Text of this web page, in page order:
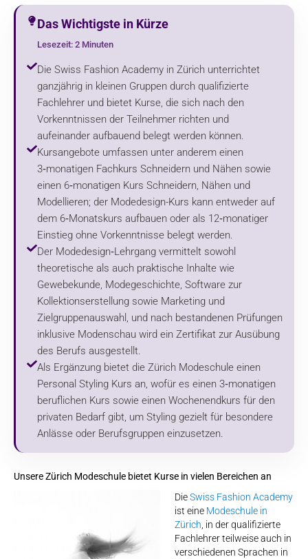
Das Wichtigste in Kürze
Lesezeit: 2 Minuten
Die Swiss Fashion Academy in Zürich unterrichtet
ganzjährig in kleinen Gruppen durch qualifizierte
Fachlehrer und bietet Kurse, die sich nach den
Vorkenntnissen der Teilnehmer richten und
aufeinander aufbauend belegt werden können.
Kursangebote umfassen unter anderem einen
3‑monatigen Fachkurs Schneidern und Nähen sowie
einen 6‑monatigen Kurs Schneidern, Nähen und
Modellieren; der Modedesign-Kurs kann entweder auf
dem 6‑Monatskurs aufbauen oder als 12‑monatiger
Einstieg ohne Vorkenntnisse belegt werden.
Der Modedesign‑Lehrgang vermittelt sowohl
theoretische als auch praktische Inhalte wie
Gewebekunde, Modegeschichte, Software zur
Kollektionserstellung sowie Marketing und
Zielgruppenauswahl, und nach bestandenen Prüfungen
inklusive Modenschau wird ein Zertifikat zur Ausübung
des Berufs ausgestellt.
Als Ergänzung bietet die Zürich Modeschule einen
Personal Styling Kurs an, wofür es einen 3‑monatigen
beruflichen Kurs sowie einen Wochenendkurs für den
privaten Bedarf gibt, um Styling gezielt für besondere
Anlässe oder Berufsgruppen einzusetzen.
Unsere Zürich Modeschule bietet Kurse in vielen Bereichen an
DieSwiss Fashion Academy
ist eine Modeschule in
Zürich , in der qualifizierte
Fachlehrer teilweise auch in
verschiedenen Sprachen in